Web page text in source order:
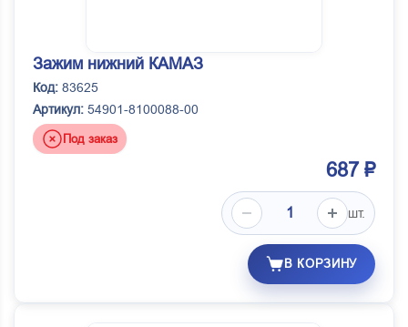
Цитрон Концерн
ЧТЗ
Зажим нижний КАМАЗ
Код: 83625
Артикул: 54901-8100088-00
Под заказ
687 ₽
шт.
В КОРЗИНУ